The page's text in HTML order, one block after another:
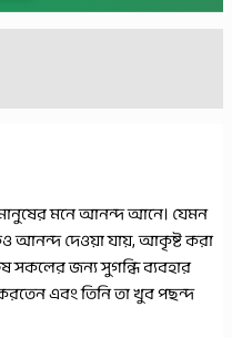
মানুষের মনে আনন্দ আনে। যেমন
আনন্দ দেওয়া যায়, আকৃষ্ট করা
সকলের জন্য সুগন্ধি ব্যবহার